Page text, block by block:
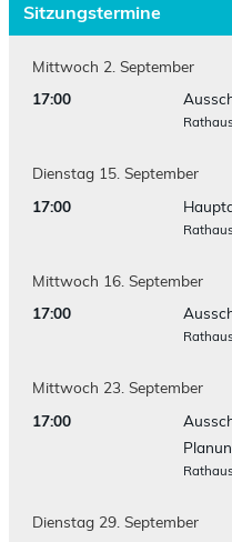
Sitzungstermine
Mittwoch 2. September
17:00
Dienstag 15. September
17:00
Mittwoch 16. September
17:00
Mittwoch 23. September
17:00
Dienstag 29. September